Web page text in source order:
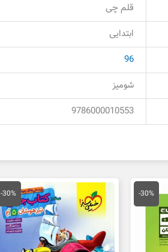
قلم چی
ابتدایی
96
شومیز
9786000010553
-30%
35,000 تومان
قیمت
فعلی
24,500 تومان
-30%
قیمت
اصلی
22,500 تومان
بود.